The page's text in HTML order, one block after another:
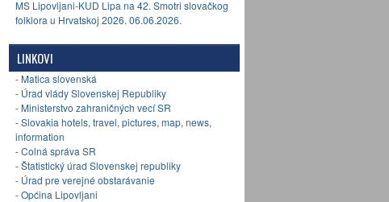
MS Lipovljani-KUD Lipa na 42. Smotri slovačkog
folklora u Hrvatskoj 2026. 06.06.2026.
LINKOVI
- Matica slovenská
- Úrad vlády Slovenskej Republiky
- Ministerstvo zahraničných vecí SR
- Slovakia hotels, travel, pictures, map, news,
information
- Colná správa SR
- Štatistický úrad Slovenskej republiky
- Úrad pre verejné obstarávanie
- Općina Lipovljani